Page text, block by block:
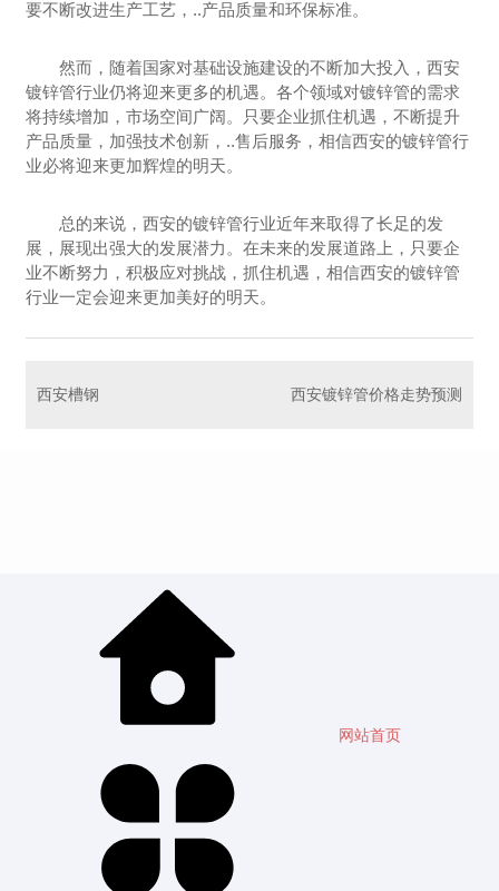
要不断改进生产工艺，..产品质量和环保标准。
然而，随着国家对基础设施建设的不断加大投入，西安
镀锌管行业仍将迎来更多的机遇。各个领域对镀锌管的需求
将持续增加，市场空间广阔。只要企业抓住机遇，不断提升
产品质量，加强技术创新，..售后服务，相信西安的镀锌管行
业必将迎来更加辉煌的明天。
总的来说，西安的镀锌管行业近年来取得了长足的发
展，展现出强大的发展潜力。在未来的发展道路上，只要企
业不断努力，积极应对挑战，抓住机遇，相信西安的镀锌管
行业一定会迎来更加美好的明天。
西安槽钢 西安镀锌管价格走势预测
网站首页